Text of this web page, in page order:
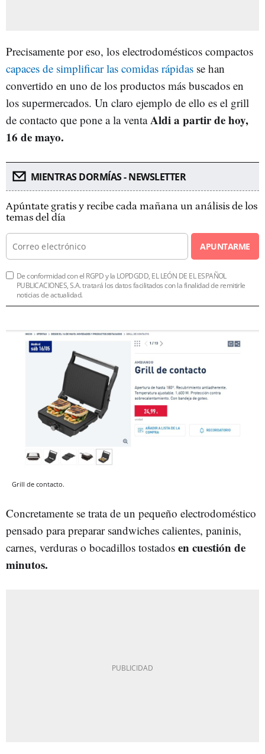
Precisamente por eso, los electrodomésticos compactos
capaces de simplificar las comidas rápidas se han
convertido en uno de los productos más buscados en
los supermercados. Un claro ejemplo de ello es el grill
de contacto que pone a la ventaAldi a partir de hoy,
16 de mayo.
MIENTRAS DORMÍAS - NEWSLETTER
Apúntate gratis y recibe cada mañana un análisis de los
temas del día
APUNTARME
De conformidad con el RGPD y la LOPDGDD, EL LEÓN DE EL ESPAÑOL
PUBLICACIONES, S.A. tratará los datos facilitados con la finalidad de remitirle
noticias de actualidad.
Grill de contacto.
Concretamente se trata de un pequeño electrodoméstico
pensado para preparar sandwiches calientes, paninis,
carnes, verduras o bocadillos tostados en cuestión de
minutos.